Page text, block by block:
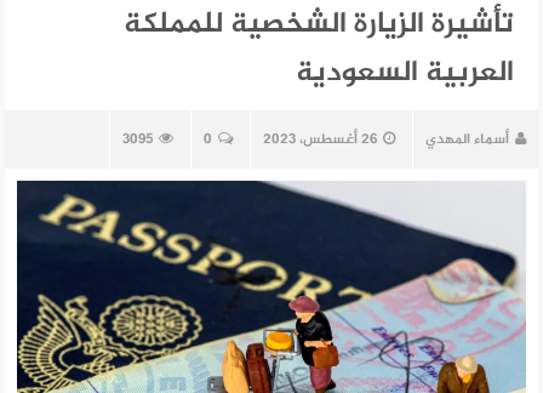
تأشيرة الزيارة الشخصية للمملكة
العربية السعودية
أسماء المهدي 26 أغسطس، 2023 0
3095